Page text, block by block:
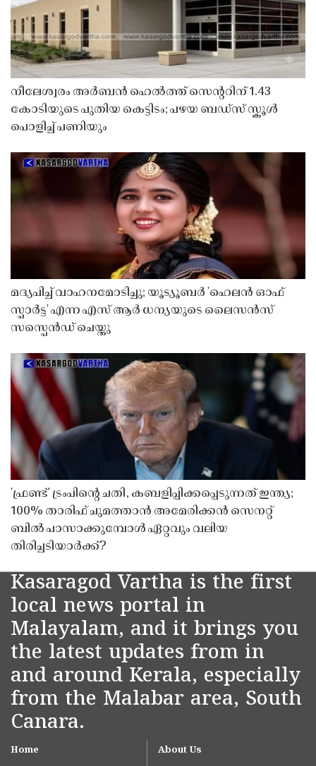
നീലേശ്വരം അർബൻ ഹെൽത്ത് സെൻ്ററിന് 1.43
കോടിയുടെ പുതിയ കെട്ടിടം; പഴയ ബഡ്സ് സ്കൂൾ
പൊളിച്ച് പണിയും
മദ്യപിച്ച് വാഹനമോടിച്ചു; യൂട്യൂബർ 'ഹെലൻ ഓഫ്
സ്പാർട്ട' എന്ന എസ് ആർ ധന്യയുടെ ലൈസൻസ്
സസ്പെൻഡ് ചെയ്തു ​​​​​​​
'ഫ്രണ്ട്' ട്രംപിന്റെ ചതി, കബളിപ്പിക്കപ്പെടുന്നത് ഇന്ത്യ;
100% താരിഫ് ചുമത്താൻ അമേരിക്കൻ സെനറ്റ്
ബിൽ പാസാക്കുമ്പോൾ ഏറ്റവും വലിയ
തിരിച്ചടിയാർക്ക്?
Kasaragod Vartha is the first
local news portal in
Malayalam, and it brings you
the latest updates from in
and around Kerala, especially
from the Malabar area, South
Canara.
Home
About Us